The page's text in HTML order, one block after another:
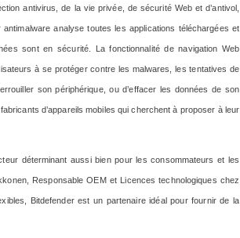
antivirus, de la vie privée, de sécurité Web et d’antivol,
analyse toutes les applications téléchargées et
sont en sécurité. La fonctionnalité de navigation Web
à se protéger contre les malwares, les tentatives de
son périphérique, ou d’effacer les données de son
d’appareils mobiles qui cherchent à proposer à leur
déterminant aussi bien pour les consommateurs et les
Responsable OEM et Licences technologiques chez
Bitdefender est un partenaire idéal pour fournir de la